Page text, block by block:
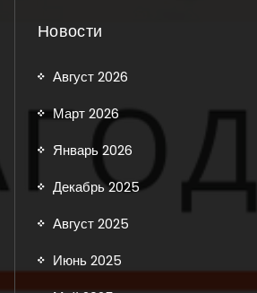
Новости
Август 2026
Март 2026
Январь 2026
Декабрь 2025
Август 2025
Июнь 2025